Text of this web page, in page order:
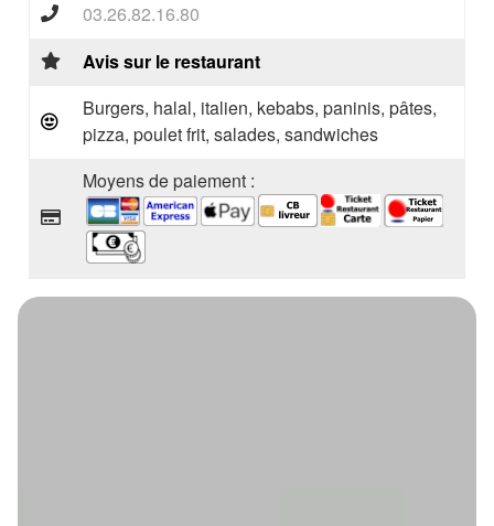
03.26.82.16.80
Avis sur le restaurant
Burgers, halal, italien, kebabs, paninis, pâtes,
pizza, poulet frit, salades, sandwiches
Moyens de paiement :